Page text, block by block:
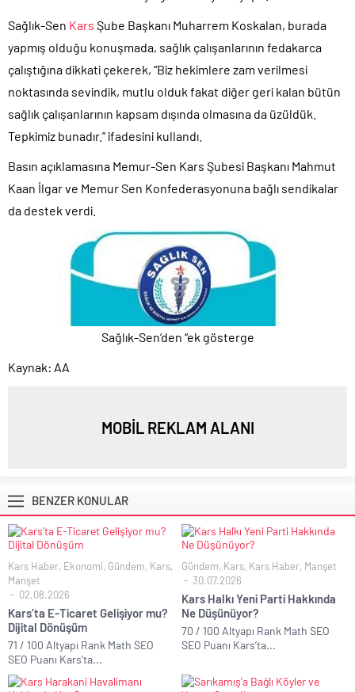
Sağlık-Sen Kars Şube Başkanı Muharrem Koskalan, burada
yapmış olduğu konuşmada, sağlık çalışanlarının fedakarca
çalıştığına dikkati çekerek, “Biz hekimlere zam verilmesi
noktasında sevindik, mutlu olduk fakat diğer geri kalan bütün
sağlık çalışanlarının kapsam dışında olmasına da üzüldük.
Tepkimiz bunadır.” ifadesini kullandı.
Basın açıklamasına Memur-Sen Kars Şubesi Başkanı Mahmut
Kaan İlgar ve Memur Sen Konfederasyonuna bağlı sendikalar
da destek verdi.
Sağlık-Sen’den “ek gösterge
Kaynak: AA
MOBİL REKLAM ALANI
BENZER KONULAR
Kars Haber, Ekonomi, Gündem, Kars,
Manşet
02.08.2026
Kars’ta E-Ticaret Gelişiyor mu?
Dijital Dönüşüm
71 / 100 Altyapı Rank Math SEO
SEO Puanı Kars’ta...
Gündem, Kars, Kars Haber, Manşet
30.07.2026
Kars Halkı Yeni Parti Hakkında
Ne Düşünüyor?
70 / 100 Altyapı Rank Math SEO
SEO Puanı Kars’ta...